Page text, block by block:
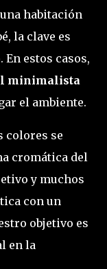
habitación
la clave es
estos casos,
minimalista
el ambiente.
colores se
cromática del
y muchos
con un
objetivo es
en la